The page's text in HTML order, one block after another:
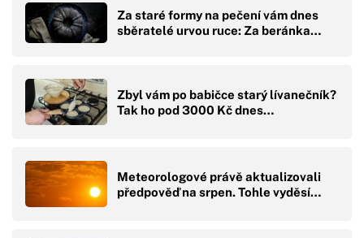
Za staré formy na pečení vám dnes
sběratelé urvou ruce: Za beránka…
Zbyl vám po babičce starý lívanečník?
Tak ho pod 3000 Kč dnes…
Meteorologové právě aktualizovali
předpověď na srpen. Tohle vyděsí…